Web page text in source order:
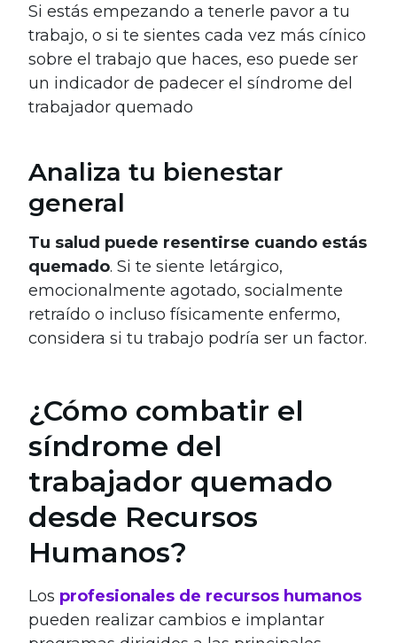
Si estás empezando a tenerle pavor a tu
trabajo, o si te sientes cada vez más cínico
sobre el trabajo que haces, eso puede ser
un indicador de padecer el síndrome del
trabajador quemado
Analiza tu bienestar
general
Tu salud puede resentirse cuando estás
quemado. Si te siente letárgico,
emocionalmente agotado, socialmente
retraído o incluso físicamente enfermo,
considera si tu trabajo podría ser un factor.
¿Cómo combatir el
síndrome del
trabajador quemado
desde Recursos
Humanos?
Los profesionales de recursos humanos
pueden realizar cambios e implantar